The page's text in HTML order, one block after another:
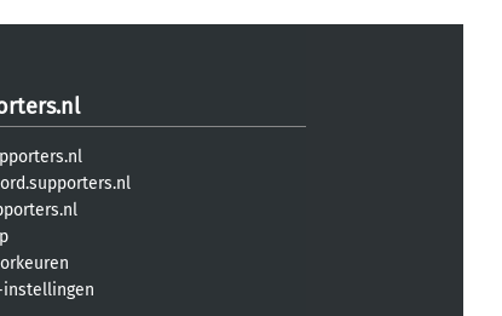
instellingen